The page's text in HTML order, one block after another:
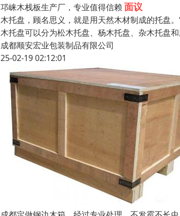
邛崃木栈板生产厂，专业值得信赖 面议
木托盘，顾名思义，就是用天然木材制成的托盘
木托盘可以分为松木托盘、杨木托盘、杂木托盘
成都顺安宏业包装制品有限公司
25-02-19 02:12:01